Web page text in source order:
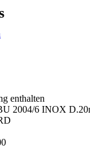
enthalten
2004/6 INOX